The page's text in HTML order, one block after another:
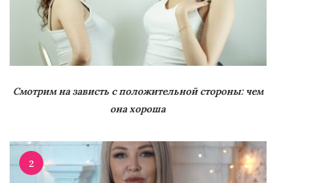
Смотрим на зависть с положительной стороны: чем
она хороша
2